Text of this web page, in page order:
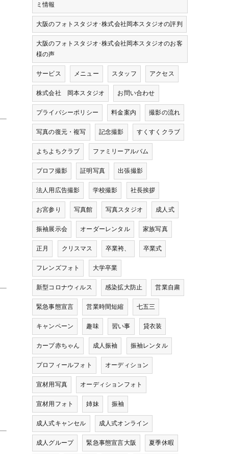
ミ情報
大阪のフォトスタジオ･株式会社岡本スタジオの評判
大阪のフォトスタジオ･株式会社岡本スタジオのお客
様の声
サービス メニュー スタッフ アクセス
株式会社 岡本スタジオ お問い合わせ
プライバシーポリシー 料金案内 撮影の流れ
写真の復元・複写 記念撮影 すくすくクラブ
よちよちクラブ ファミリーアルバム
プロフ撮影 証明写真 出張撮影
法人用広告撮影 学校撮影 社長挨拶
お宮参り 写真館 写真スタジオ 成人式
振袖展示会 オーダーレンタル 家族写真
正月 クリスマス 卒業袴、 卒業式
フレンズフォト 大学卒業
新型コロナウィルス 感染拡大防止 営業自粛
緊急事態宣言 営業時間短縮 七五三
キャンペーン 趣味 習い事 貸衣装
カープ赤ちゃん 成人振袖 振袖レンタル
プロフィールフォト オーディション
宣材用写真 オーディションフォト
宣材用フォト 姉妹 振袖
成人式キャンセル 成人式オンライン
成人グループ 緊急事態宣言大阪 夏季休暇